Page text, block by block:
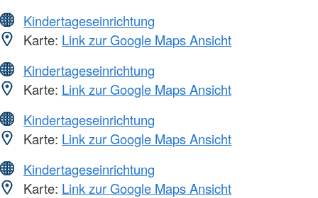
Kindertageseinrichtung
Karte: Link zur Google Maps Ansicht
Kindertageseinrichtung
Karte: Link zur Google Maps Ansicht
Kindertageseinrichtung
Karte: Link zur Google Maps Ansicht
Kindertageseinrichtung
Karte: Link zur Google Maps Ansicht